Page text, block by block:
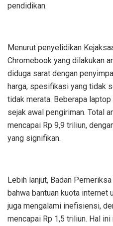
pendidikan.
Menurut penyelidikan
Chromebook yang dilakukan
diduga sarat dengan
harga, spesifikasi yang tidak
tidak merata. Beberapa
sejak awal pengiriman. Total
mencapai Rp 9,9 triliun,
yang signifikan.
Lebih lanjut, Badan
bahwa bantuan kuota internet
juga mengalami inefisiensi,
mencapai Rp 1,5 triliun. Hal